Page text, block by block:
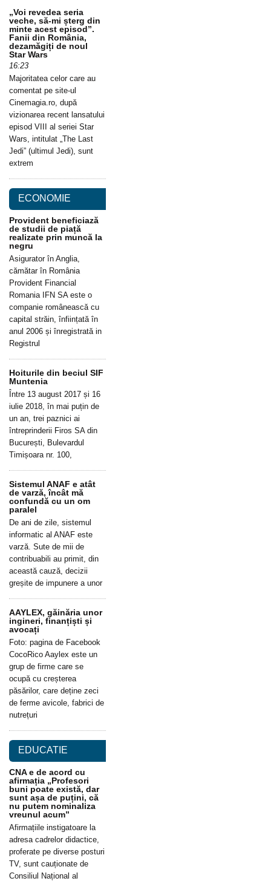
„Voi revedea seria
veche, să-mi șterg din
minte acest episod”.
Fanii din România,
dezamăgiți de noul
Star Wars
16:23
Majoritatea celor care au
comentat pe site-ul
Cinemagia.ro, după
vizionarea recent lansatului
episod VIII al seriei Star
Wars, intitulat „The Last
Jedi” (ultimul Jedi), sunt
extrem
ECONOMIE
Provident beneficiază
de studii de piață
realizate prin muncă la
negru
Asigurator în Anglia,
cămătar în România
Provident Financial
Romania IFN SA este o
companie românească cu
capital străin, înființată în
anul 2006 și înregistrată in
Registrul
Hoiturile din beciul SIF
Muntenia
Între 13 august 2017 și 16
iulie 2018, în mai puțin de
un an, trei paznici ai
întreprinderii Firos SA din
București, Bulevardul
Timișoara nr. 100,
Sistemul ANAF e atât
de varză, încât mă
confundă cu un om
paralel
De ani de zile, sistemul
informatic al ANAF este
varză. Sute de mii de
contribuabili au primit, din
această cauză, decizii
greșite de impunere a unor
AAYLEX, găinăria unor
ingineri, finanțiști și
avocați
Foto: pagina de Facebook
CocoRico Aaylex este un
grup de firme care se
ocupă cu creșterea
păsărilor, care deține zeci
de ferme avicole, fabrici de
nutrețuri
EDUCATIE
CNA e de acord cu
afirmația „Profesori
buni poate există, dar
sunt așa de puțini, că
nu putem nominaliza
vreunul acum”
Afirmațiile instigatoare la
adresa cadrelor didactice,
proferate pe diverse posturi
TV, sunt cauționate de
Consiliul Național al